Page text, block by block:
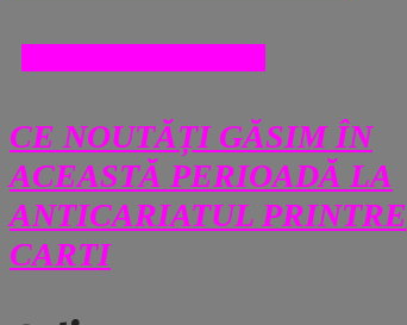
CE NOUTĂȚI GĂSIM ÎN
ACEASTĂ PERIOADĂ LA
ANTICARIATUL PRINTRE
CARTI